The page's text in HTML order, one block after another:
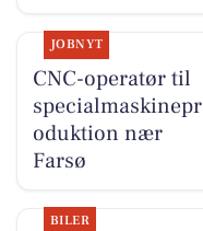
JOBNYT
CNC-operatør til
specialmaskinepr
oduktion nær
Farsø
BILER